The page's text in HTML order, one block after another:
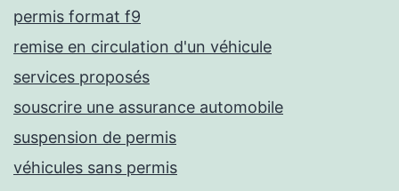
permis format f9
remise en circulation d'un véhicule
services proposés
souscrire une assurance automobile
suspension de permis
véhicules sans permis